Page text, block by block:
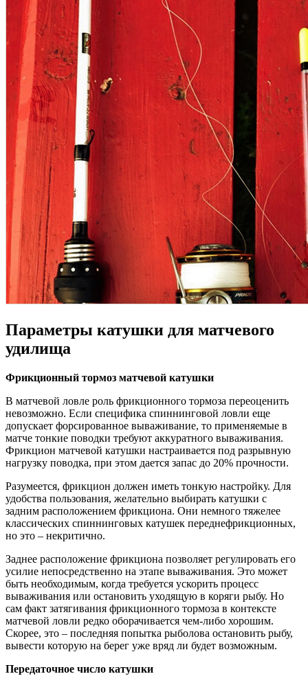
Параметры катушки для матчевого
удилища
Фрикционный тормоз матчевой катушки
В матчевой ловле роль фрикционного тормоза переоценить
невозможно. Если специфика спиннинговой ловли еще
допускает форсированное вываживание, то применяемые в
матче тонкие поводки требуют аккуратного вываживания.
Фрикцион матчевой катушки настраивается под разрывную
нагрузку поводка, при этом дается запас до 20% прочности.
Разумеется, фрикцион должен иметь тонкую настройку. Для
удобства пользования, желательно выбирать катушки с
задним расположением фрикциона. Они немного тяжелее
классических спиннинговых катушек переднефрикционных,
но это – некритично.
Заднее расположение фрикциона позволяет регулировать его
усилие непосредственно на этапе вываживания. Это может
быть необходимым, когда требуется ускорить процесс
вываживания или остановить уходящую в коряги рыбу. Но
сам факт затягивания фрикционного тормоза в контексте
матчевой ловли редко оборачивается чем-либо хорошим.
Скорее, это – последняя попытка рыболова остановить рыбу,
вывести которую на берег уже вряд ли будет возможным.
Передаточное число катушки